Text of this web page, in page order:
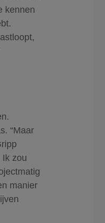
kennen
“Maar
Ik zou
manier